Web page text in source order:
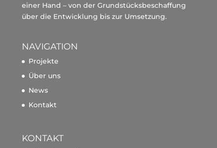
einer Hand – von der Grundstücksbeschaffung
über die Entwicklung bis zur Umsetzung.
NAVIGATION
Projekte
Über uns
News
Kontakt
KONTAKT